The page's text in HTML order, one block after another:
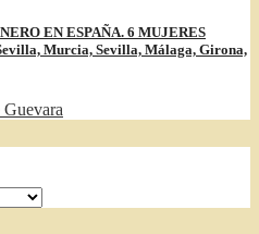
EN ESPAÑA. 6 MUJERES
Murcia, Sevilla, Málaga, Girona,
Guevara